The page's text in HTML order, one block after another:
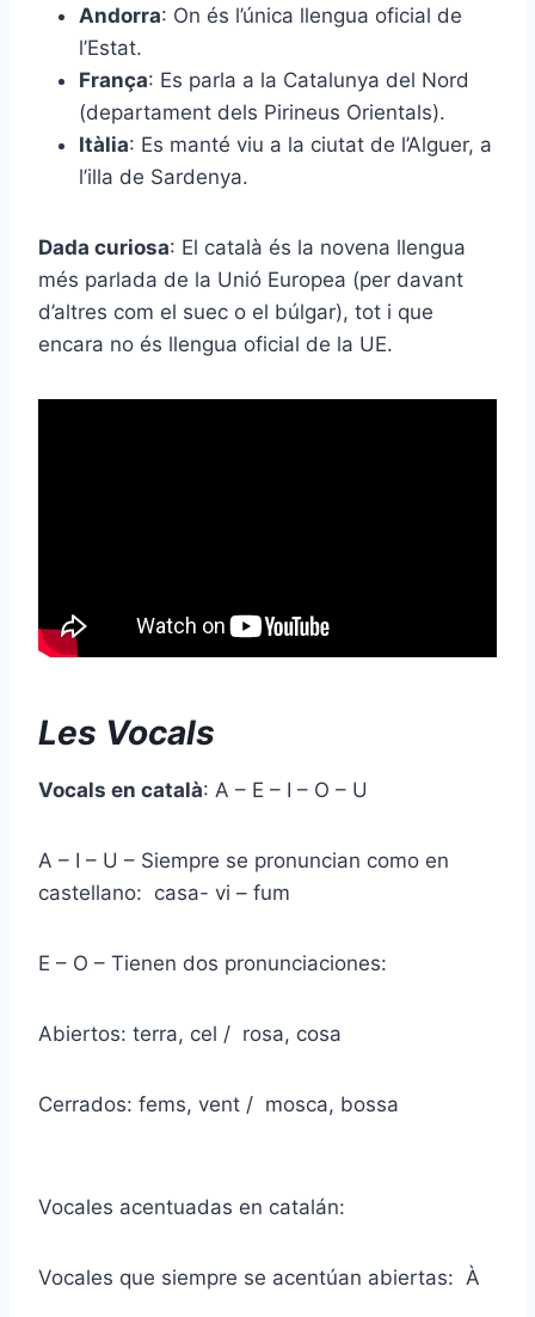
Andorra: On és l’única llengua oficial de
l’Estat.
França: Es parla a la Catalunya del Nord
(departament dels Pirineus Orientals).
Itàlia: Es manté viu a la ciutat de l’Alguer, a
l’illa de Sardenya.
Dada curiosa: El català és la novena llengua
més parlada de la Unió Europea (per davant
d’altres com el suec o el búlgar), tot i que
encara no és llengua oficial de la UE.
Les Vocals
Vocals en català: A – E – I – O – U
A – I – U – Siempre se pronuncian como en
castellano: casa- vi – fum
E – O – Tienen dos pronunciaciones:
Abiertos: terra, cel / rosa, cosa
Cerrados: fems, vent / mosca, bossa
Vocales acentuadas en catalán:
Vocales que siempre se acentúan abiertas: À